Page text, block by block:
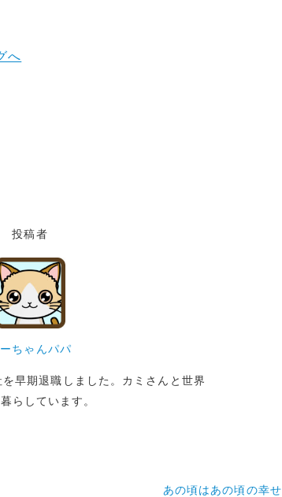
投稿者
ちゃんパパ
早期退職しました。カミさんと世界
らしています。
あの頃はあの頃の幸せ